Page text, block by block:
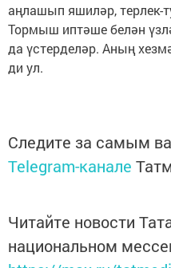
аңлашып яшиләр, терлек-
Тормыш иптәше белән
да үстерделәр. Аның
ди ул.
Следите за самым
Telegram-канале
Читайте новости
национальном